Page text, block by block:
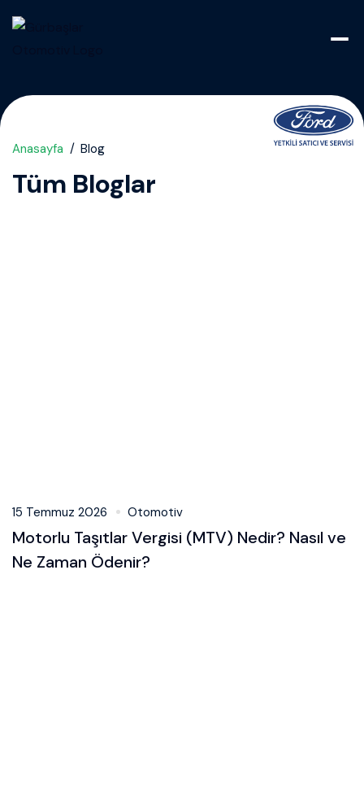
Anasayfa Blog
Tüm Bloglar
15 Temmuz 2026 Otomotiv
Motorlu Taşıtlar Vergisi (MTV) Nedir? Nasıl ve
Ne Zaman Ödenir?